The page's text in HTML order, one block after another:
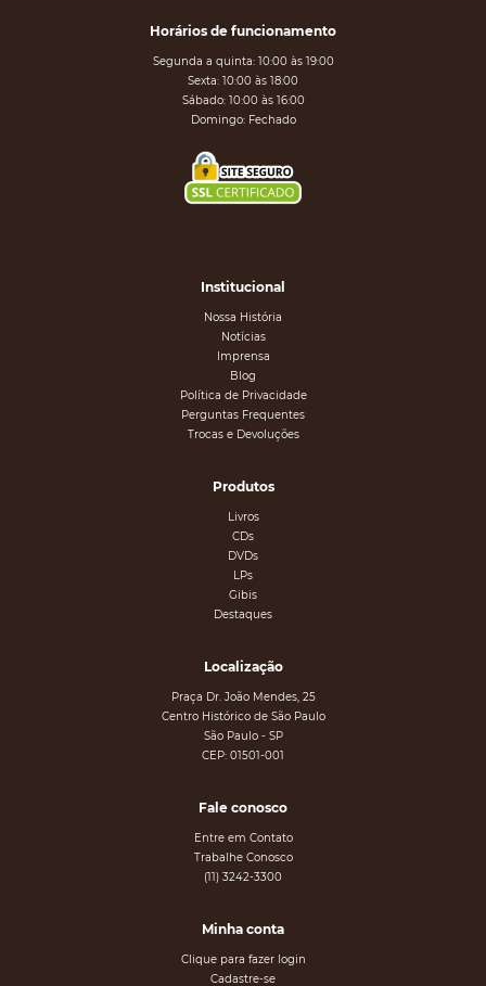
Horários de funcionamento
Segunda a quinta: 10:00 às 19:00
Sexta: 10:00 às 18:00
Sábado: 10:00 às 16:00
Domingo: Fechado
Institucional
Nossa História
Notícias
Imprensa
Blog
Política de Privacidade
Perguntas Frequentes
Trocas e Devoluções
Produtos
Livros
CDs
DVDs
LPs
Gibis
Destaques
Localização
Praça Dr. João Mendes, 25
Centro Histórico de São Paulo
São Paulo - SP
CEP: 01501-001
Fale conosco
Entre em Contato
Trabalhe Conosco
(11) 3242-3300
Minha conta
Clique para fazer login
Cadastre-se